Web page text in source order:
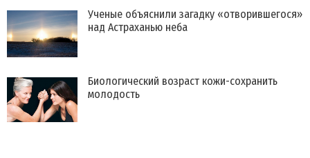
Ученые объяснили загадку «отворившегося»
над Астраханью неба
Биологический возраст кожи-сохранить
молодость